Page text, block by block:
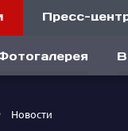
Пресс-
Новости